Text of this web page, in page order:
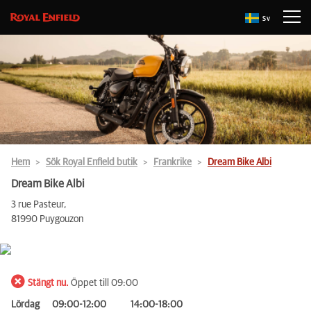
Sv
Hem Sök Royal Enfield butik Frankrike Dream Bike Albi
Dream Bike Albi
3 rue Pasteur,
81990 Puygouzon
Stängt nu. Öppet till 09:00
Lördag 09:00-12:00
14:00-18:00